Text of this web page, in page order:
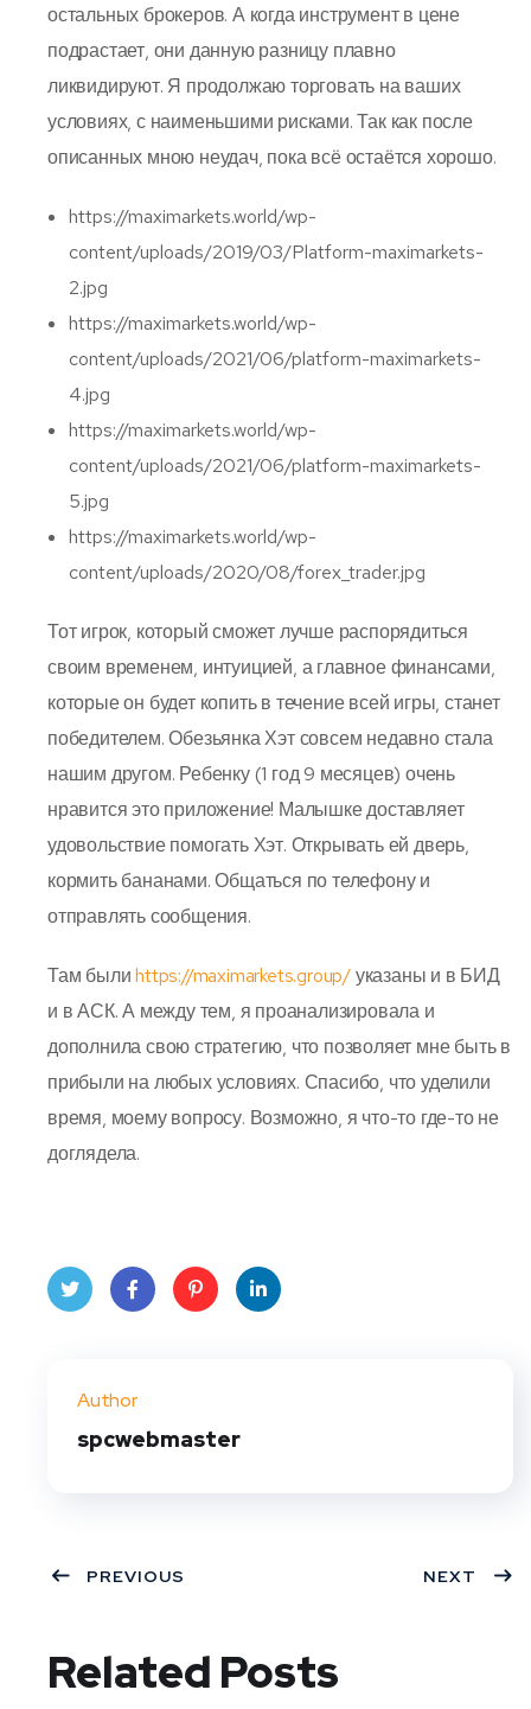
остальных брокеров. А когда инструмент в цене
подрастает, они данную разницу плавно
ликвидируют. Я продолжаю торговать на ваших
условиях, с наименьшими рисками. Так как после
описанных мною неудач, пока всё остаётся хорошо.
https://maximarkets.world/wp-
content/uploads/2019/03/Platform-maximarkets-
2.jpg
https://maximarkets.world/wp-
content/uploads/2021/06/platform-maximarkets-
4.jpg
https://maximarkets.world/wp-
content/uploads/2021/06/platform-maximarkets-
5.jpg
https://maximarkets.world/wp-
content/uploads/2020/08/forex_trader.jpg
Тот игрок, который сможет лучше распорядиться
своим временем, интуицией, а главное финансами,
которые он будет копить в течение всей игры, станет
победителем. Обезьянка Хэт совсем недавно стала
нашим другом. Ребенку (1 год 9 месяцев) очень
нравится это приложение! Малышке доставляет
удовольствие помогать Хэт. Открывать ей дверь,
кормить бананами. Общаться по телефону и
отправлять сообщения.
Там былиhttps://maximarkets.group/указаны и в БИД
и в АСК. А между тем, я проанализировала и
дополнила свою стратегию, что позволяет мне быть в
прибыли на любых условиях. Спасибо, что уделили
время, моему вопросу. Возможно, я что-то где-то не
доглядела.
t
Author
spcwebmaster
PREVIOUS NEXT
Related Posts